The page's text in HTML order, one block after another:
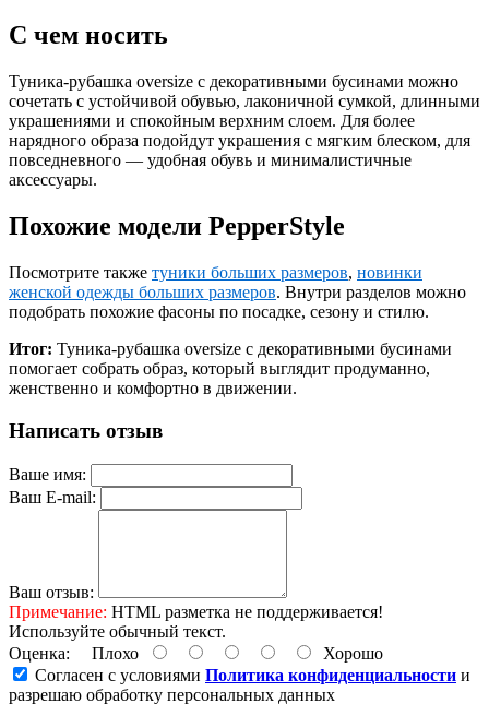
С чем носить
Туника-рубашка oversize с декоративными бусинами можно
сочетать с устойчивой обувью, лаконичной сумкой, длинными
украшениями и спокойным верхним слоем. Для более
нарядного образа подойдут украшения с мягким блеском, для
повседневного — удобная обувь и минималистичные
аксессуары.
Похожие модели PepperStyle
Посмотрите также туники больших размеров, новинки
женской одежды больших размеров. Внутри разделов можно
подобрать похожие фасоны по посадке, сезону и стилю.
Итог: Туника-рубашка oversize с декоративными бусинами
помогает собрать образ, который выглядит продуманно,
женственно и комфортно в движении.
Написать отзыв
Ваше имя:
Ваш E-mail:
Ваш отзыв:
Примечание: HTML разметка не поддерживается!
Используйте обычный текст.
Оценка: Плохо
Хорошо
Согласен с условиями Политика конфиденциальности и
разрешаю обработку персональных данных